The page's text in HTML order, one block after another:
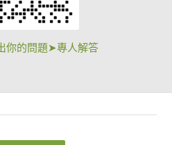
你的問題➤專人解答